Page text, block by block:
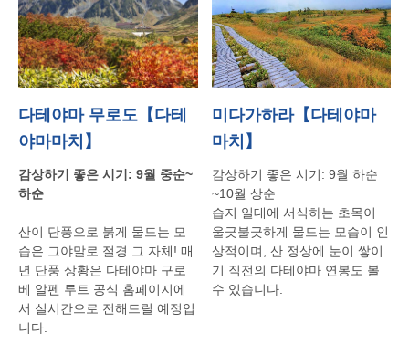
다테야마 무로도【다테
야마마치】
감상하기 좋은 시기 : 9월 중순~
하순
산이 단풍으로 붉게 물드는 모
습은 그야말로 절경 그 자체! 매
년 단풍 상황은 다테야마 구로
베 알펜 루트 공식 홈페이지에
서 실시간으로 전해드릴 예정입
니다
미다가하라【다테야마
마치】
감상하기 좋은 시기: 9월 하순
~10월 상순
습지 일대에 서식하는 초목이
울긋불긋하게 물드는 모습이 인
상적이며
산 정상에 눈이 쌓이
기 직전의 다테야마 연봉도 볼
수 있습니다.